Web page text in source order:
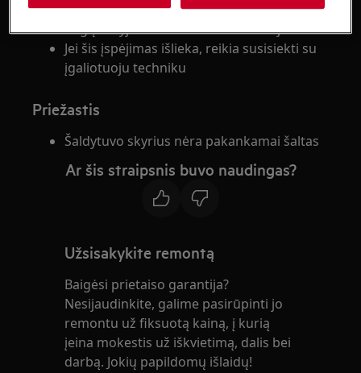
Ištuštinkite vietą priekinėje oro kanalų
angų srityje ir nedėkite maisto arti jutiklio
Jei šis įspėjimas išlieka, reikia susisiekti su
įgaliotuoju techniku
Priežastis
Šaldytuvo skyrius nėra pakankamai šaltas
Ar šis straipsnis buvo naudingas?
Užsisakykite remontą
Baigėsi prietaiso garantija?
Nesijaudinkite, galime pasirūpinti jo
remontu už fiksuotą kainą, į kurią
įeina mokestis už iškvietimą, dalis bei
darbą. Jokių papildomų išlaidų!